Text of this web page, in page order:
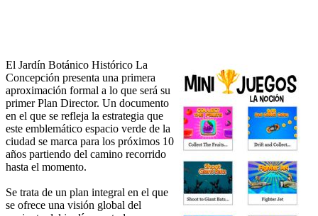
El Jardín Botánico Histórico La
Concepción presenta una primera
aproximación formal a lo que será su
primer Plan Director. Un documento
en el que se refleja la estrategia que
este emblemático espacio verde de la
ciudad se marca para los próximos 10
años partiendo del camino recorrido
hasta el momento.
Se trata de un plan integral en el que
se ofrece una visión global del